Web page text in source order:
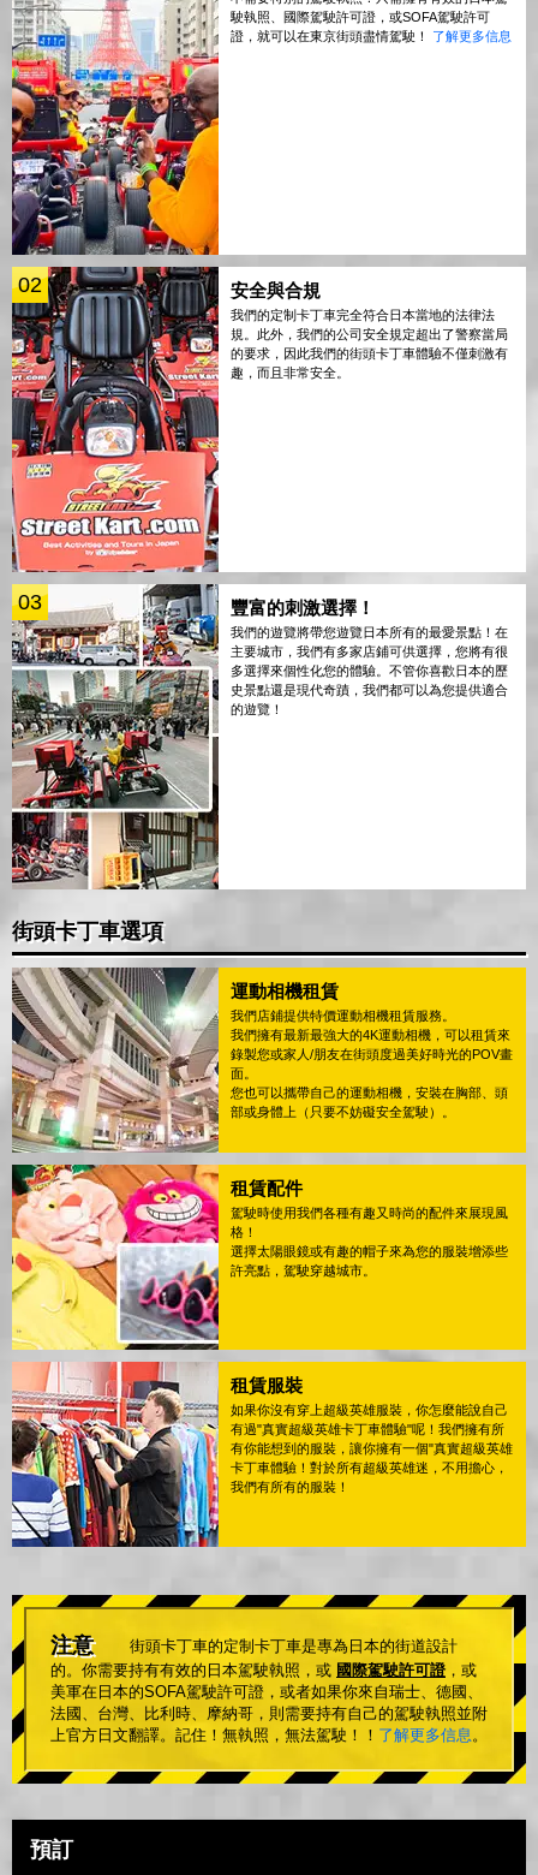
駛執照、國際駕駛許可證，或SOFA駕駛許可
證，就可以在東京街頭盡情駕駛！ 了解更多信息
02 安全與合規
我們的定制卡丁車完全符合日本當地的法律法
規。此外，我們的公司安全規定超出了警察當局
的要求，因此我們的街頭卡丁車體驗不僅刺激有
趣，而且非常安全。
03 豐富的刺激選擇！
我們的遊覽將帶您遊覽日本所有的最愛景點！在
主要城市，我們有多家店鋪可供選擇，您將有很
多選擇來個性化您的體驗。不管你喜歡日本的歷
史景點還是現代奇蹟，我們都可以為您提供適合
的遊覽！
街頭卡丁車選項
運動相機租賃
我們店鋪提供特價運動相機租賃服務。
我們擁有最新最強大的4K運動相機，可以租賃來
錄製您或家人/朋友在街頭度過美好時光的POV畫
面。
您也可以攜帶自己的運動相機，安裝在胸部、頭
部或身體上（只要不妨礙安全駕駛）。
租賃配件
駕駛時使用我們各種有趣又時尚的配件來展現風
格！
選擇太陽眼鏡或有趣的帽子來為您的服裝增添些
許亮點，駕駛穿越城市。
租賃服裝
如果你沒有穿上超級英雄服裝，你怎麼能說自己
有過"真實超級英雄卡丁車體驗"呢！我們擁有所
有你能想到的服裝，讓你擁有一個"真實超級英雄
卡丁車體驗！對於所有超級英雄迷，不用擔心，
我們有所有的服裝！
注意
街頭卡丁車的定制卡丁車是專為日本的街道設計
的。你需要持有有效的日本駕駛執照，或 國際駕駛許可證，或
美軍在日本的SOFA駕駛許可證，或者如果你來自瑞士、德國、
法國、台灣、比利時、摩納哥，則需要持有自己的駕駛執照並附
上官方日文翻譯。記住！無執照，無法駕駛！！ 了解更多信息。
預訂